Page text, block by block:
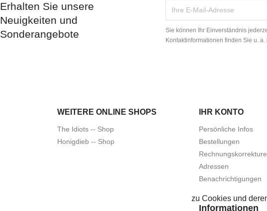
Erhalten Sie unsere
Neuigkeiten und
Sonderangebote
Sie können Ihr Einverständnis
Kontaktinformationen finden Sie u.
WEITERE ONLINE SHOPS
The Idiots -- Shop
Honigdieb -- Shop
IHR KONTO
Persönliche Infos
Bestellungen
Adressen
Benachrichtigungen
zu Cookies und
Informationen